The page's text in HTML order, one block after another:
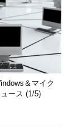
＆マイク
ース (1/5)